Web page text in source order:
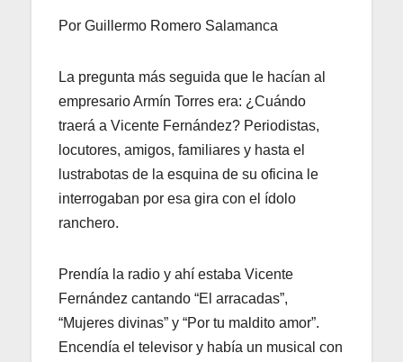
Por Guillermo Romero Salamanca
La pregunta más seguida que le hacían al
empresario Armín Torres era: ¿Cuándo
traerá a Vicente Fernández? Periodistas,
locutores, amigos, familiares y hasta el
lustrabotas de la esquina de su oficina le
interrogaban por esa gira con el ídolo
ranchero.
Prendía la radio y ahí estaba Vicente
Fernández cantando “El arracadas”,
“Mujeres divinas” y “Por tu maldito amor”.
Encendía el televisor y había un musical con